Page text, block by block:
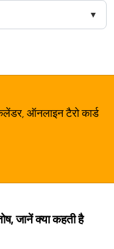
ऑनलाइन टैरो कार्ड
जानें क्या कहती है